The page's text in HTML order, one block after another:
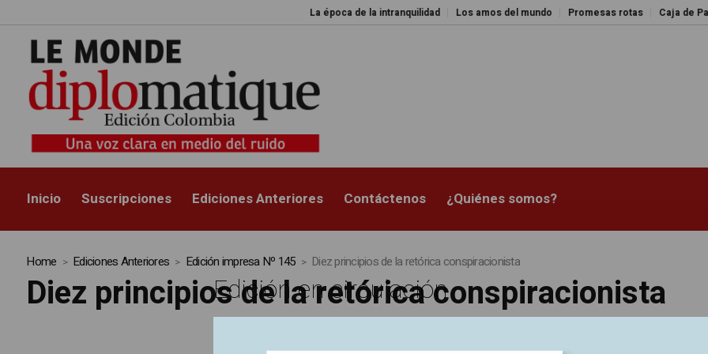
La época de la intranquilidad Los amos del mundo Promesas rotas Caja de Pandora
Inicio Suscripciones Ediciones Anteriores Contáctenos ¿Quiénes somos?
Home Ediciones Anteriores Edición impresa Nº 145 Diez principios de la retórica conspiracionista
Diez principios de la retórica conspiracionista
Edición en circulación